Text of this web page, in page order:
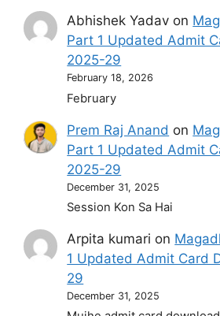
Abhishek Yadav on
Part 1 Updated Admit
2025-29
February 18, 2026
February
Prem Raj Anand on
Part 1 Updated Admit
2025-29
December 31, 2025
Session Kon Sa Hai
Arpita kumari on
1 Updated Admit Card
29
December 31, 2025